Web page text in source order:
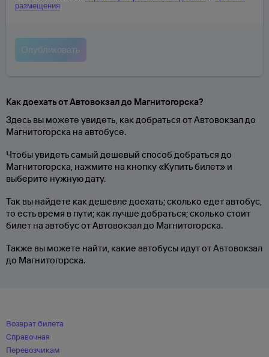
размещения
Как доехать от Автовокзал до Магнитогорска?
Здесь вы можете увидеть, как добраться от Автовокзал до
Магнитогорска на автобусе.
Чтобы увидеть самый дешевый способ добраться до
Магнитогорска, нажмите на кнопку «Купить билет» и
выберите нужную дату.
Так вы найдете как дешевле доехать; сколько едет автобус,
то есть время в пути; как лучше добраться; сколько стоит
билет на автобус от Автовокзал до Магнитогорска.
Также вы можете найти, какие автобусы идут от Автовокзал
до Магнитогорска.
Возврат билета
Справочная
Перевозчикам